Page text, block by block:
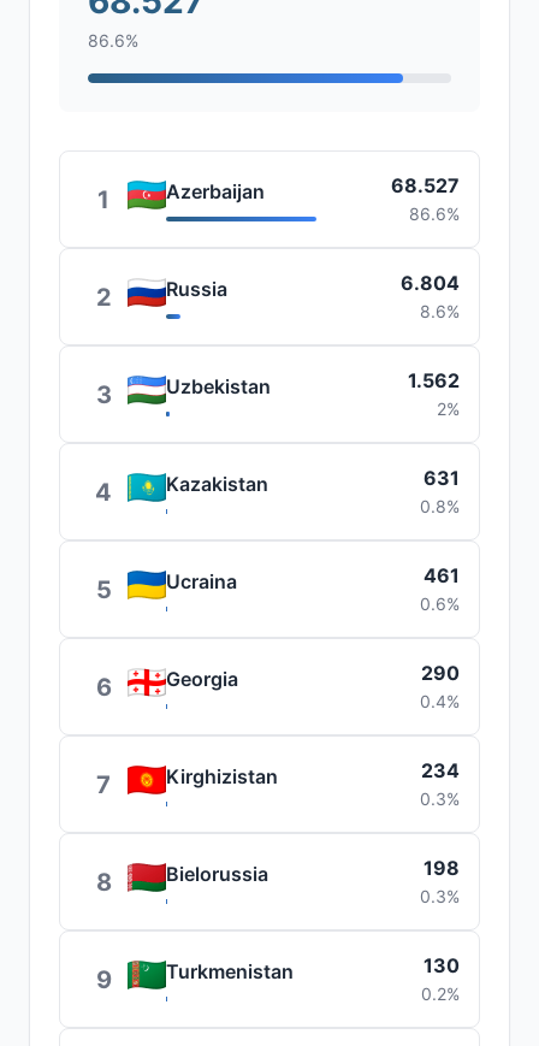
86.6%
1 Azerbaijan 68.527
86.6%
2 Russia 6.804
8.6%
3 Uzbekistan 1.562
2%
4 Kazakistan 631
0.8%
5 Ucraina 461
0.6%
6 Georgia 290
0.4%
7 Kirghizistan 234
0.3%
8 Bielorussia 198
0.3%
9 Turkmenistan 130
0.2%